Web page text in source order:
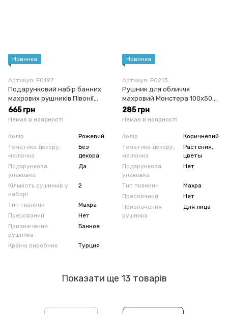
Новинка
Артикул: F0197
Подарунковий набір банних
махрових рушників Півонії
рожевий
665 грн
Немає в наявності
Колір
Рожевий
Тематика декору,
малюнка
Без
декора
Подарункова
упаковка
Да
Кількість рушників у
наборі
2
Тип тканини
Махра
Пресований
Нет
Призначення
рушника
Банное
Країна виробник Турция
Новинка
Артикул: F0213
Рушник для обличчя
махровий Монстера 100х50
см коричневий
285 грн
Немає в наявності
Колір
Коричневий
Тематика декору,
малюнка
Растения,
цветы
Подарункова
упаковка
Нет
Тип тканини
Махра
Пресований
Нет
Призначення
рушника
Для лица
Показати ще 13 товарів